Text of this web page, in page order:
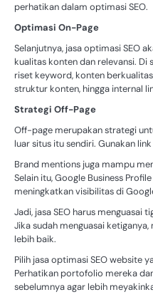
perhatikan dalam optimasi SEO.
Optimasi On-Page
Selanjutnya, jasa optimasi SEO
kualitas konten dan relevansi. Di
riset keyword, konten
struktur konten, hingga internal
Strategi Off-Page
Off-page merupakan strategi
luar situs itu sendiri. Gunakan
Brand mentions juga mampu
Selain itu, Google Business
meningkatkan visibilitas di
Jadi, jasa SEO harus menguasai
Jika sudah menguasai
lebih baik.
Pilih jasa optimasi SEO website
Perhatikan portofolio mereka
sebelumnya agar lebih